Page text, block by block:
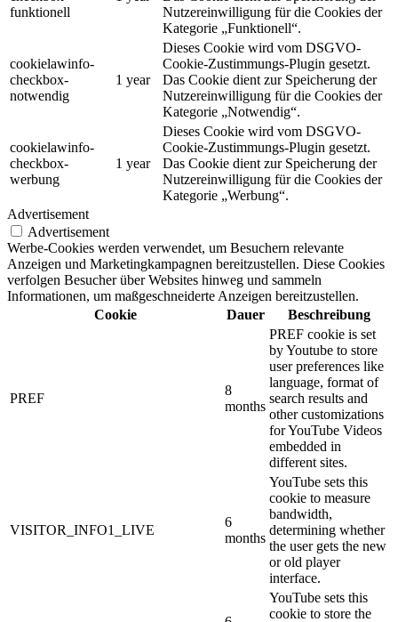
funktionell
Nutzereinwilligung für die Cookies der
Kategorie „Funktionell“.
cookielawinfo-
checkbox-
notwendig
1 year
Dieses Cookie wird vom DSGVO-
Cookie-Zustimmungs-Plugin gesetzt.
Das Cookie dient zur Speicherung der
Nutzereinwilligung für die Cookies der
Kategorie „Notwendig“.
cookielawinfo-
checkbox-
werbung
1 year
Dieses Cookie wird vom DSGVO-
Cookie-Zustimmungs-Plugin gesetzt.
Das Cookie dient zur Speicherung der
Nutzereinwilligung für die Cookies der
Kategorie „Werbung“.
Advertisement
Advertisement
Werbe-Cookies werden verwendet, um Besuchern relevante
Anzeigen und Marketingkampagnen bereitzustellen. Diese Cookies
verfolgen Besucher über Websites hinweg und sammeln
Informationen, um maßgeschneiderte Anzeigen bereitzustellen.
Cookie
Dauer Beschreibung
PREF
8
months
PREF cookie is set
by Youtube to store
user preferences like
language, format of
search results and
other customizations
for YouTube Videos
embedded in
different sites.
VISITOR_INFO1_LIVE
6
months
YouTube sets this
cookie to measure
bandwidth,
determining whether
the user gets the new
or old player
interface.
YouTube sets this
cookie to store the